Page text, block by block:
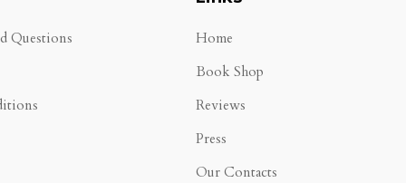
Questions
Home
Book Shop
Reviews
Press
Our Contacts